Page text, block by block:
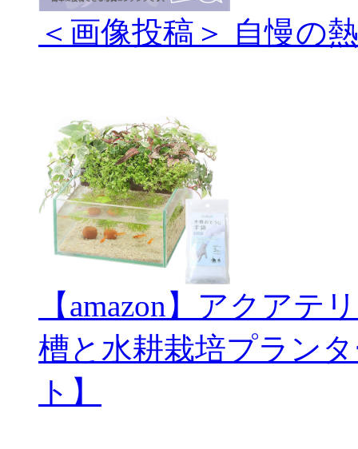
＜画像投稿＞ 自慢の
【amazon】アクアテ
槽と水耕栽培プラン
ト】